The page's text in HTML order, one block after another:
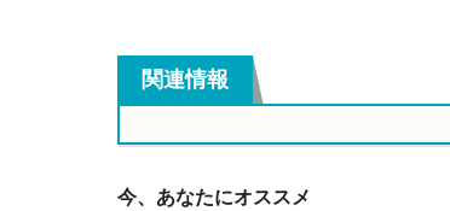
関連情報
今、あなたにオススメ